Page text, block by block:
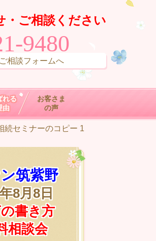
・ご相談ください
9480
相談フォームへ
れる
由
お客さま
の声
続セミナーのコピー 1
筑紫野
8月8日
書き方
相談会